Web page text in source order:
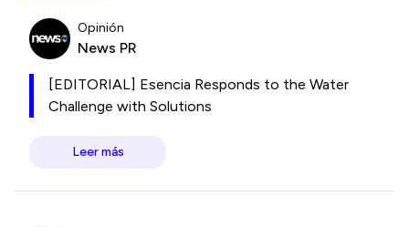
Opinión
News PR
[EDITORIAL] Esencia Responds to the Water
Challenge with Solutions
Leer más